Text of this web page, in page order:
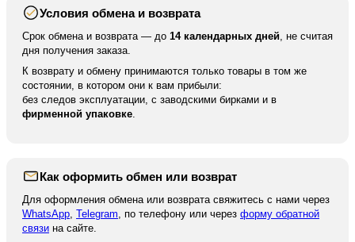
После отправки мы высылаем вам номер для
отслеживания вашей посылки. По нему вы можете
отследить ваше отправление на сайте курьерской
Условия обмена и возврата
Срок обмена и возврата — до 14 календарных дней, не считая
дня получения заказа.
К возврату и обмену принимаются только товары в том же
состоянии, в котором они к вам прибыли:
без следов эксплуатации, с заводскими бирками и в
фирменной упаковке.
Как оформить обмен или возврат
Для оформления обмена или возврата свяжитесь с нами через
WhatsApp, Telegram, по телефону или через форму обратной
связи на сайте.